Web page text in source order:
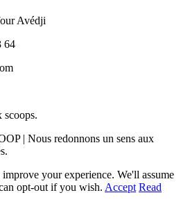
Avédji
64
scoops.
| Nous redonnons un sens aux
your experience. We'll assume
opt-out if you wish. Accept Read